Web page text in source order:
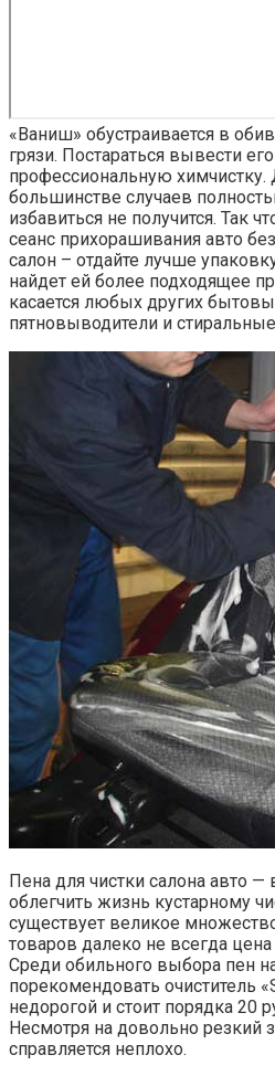
«Ваниш» обустраивается в
грязи. Постараться вывести
профессиональную
большинстве случаев
избавиться не получится. Так
сеанс прихорашивания авто
салон – отдайте лучше
найдет ей более подходящее
касается любых других
пятновыводители и
Пена для чистки салона авто
облегчить жизнь кустарному
существует великое
товаров далеко не всегда цена
Среди обильного выбора пен
порекомендовать очиститель
недорогой и стоит порядка 20
Несмотря на довольно резкий
справляется неплохо.